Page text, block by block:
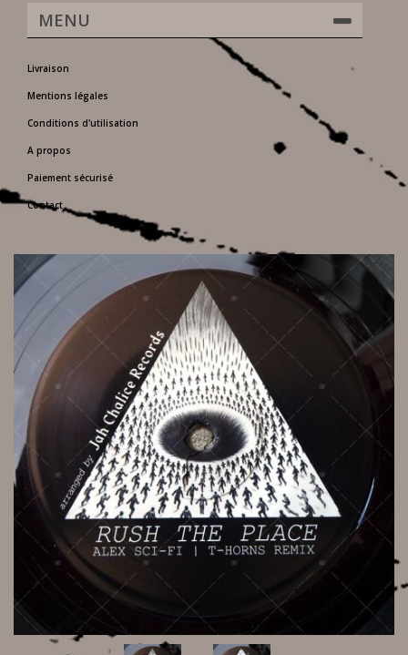
MENU
Livraison
Mentions légales
Conditions d'utilisation
A propos
Paiement sécurisé
Contact